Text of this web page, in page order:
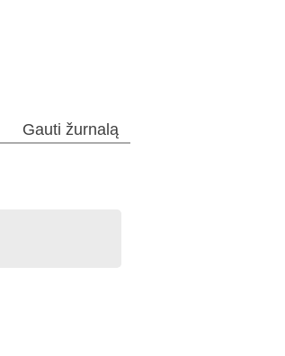
Gauti žurnalą